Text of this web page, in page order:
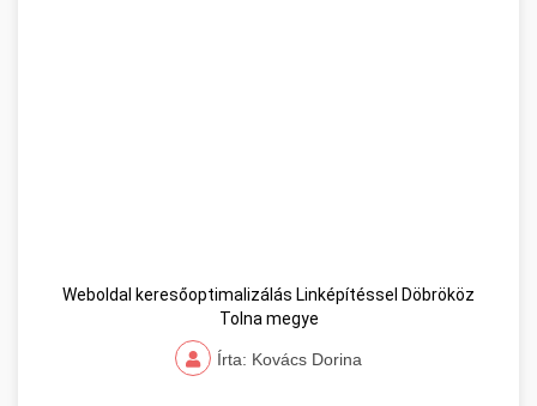
Weboldal keresőoptimalizálás Linképítéssel Döbrököz
Tolna megye
Írta: Kovács Dorina